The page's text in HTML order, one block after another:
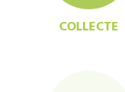
COLLECTE